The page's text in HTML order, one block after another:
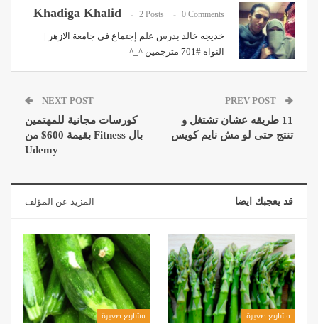
Khadiga Khalid 2 Posts 0 Comments
خديجه خالد بدرس علم إجتماع في جامعة الازهر |
النواة #701 مترجمين ^_^
11 طريقه عشان تشتغل و
تنتج حتى لو مش نايم كويس
NEXT POST
كورسات مجانية للمهتمين
بال Fitness بقيمة 600$ من
Udemy
قد يعجبك ايضا المزيد عن المؤلف
مشاريع صغيرة مشاريع صغيرة